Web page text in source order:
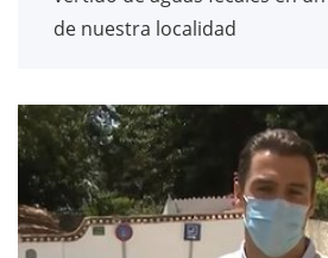
de nuestra localidad